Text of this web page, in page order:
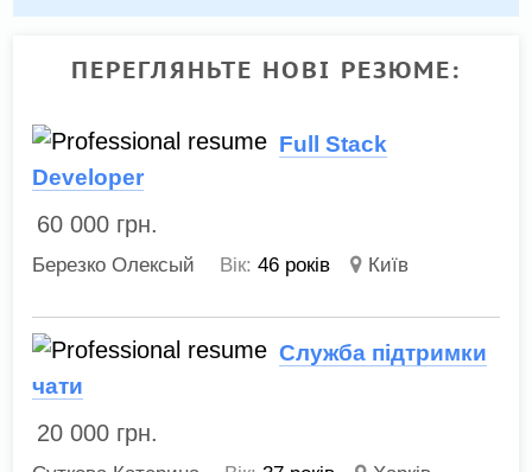
ПЕРЕГЛЯНЬТЕ НОВІ РЕЗЮМЕ:
Full Stack
Developer
60 000 грн.
Березко Олексый Вік: 46 років Київ
Служба підтримки
чати
20 000 грн.